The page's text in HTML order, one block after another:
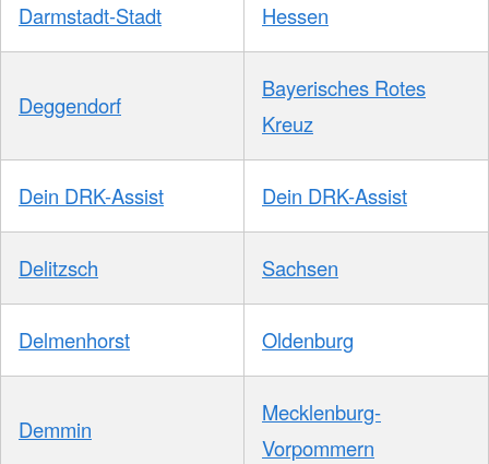
Darmstadt-Stadt Hessen
Deggendorf
Bayerisches Rotes
Kreuz
Dein DRK-Assist Dein DRK-Assist
Delitzsch Sachsen
Delmenhorst Oldenburg
Demmin
Mecklenburg-
Vorpommern